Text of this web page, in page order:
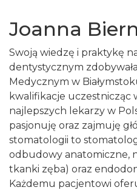
Joanna
Swoją wiedzę i praktykę
dentystycznym
Medycznym w
kwalifikacje uczestnicząc
najlepszych lekarzy w
pasjonuję oraz zajmuję
stomatologii to
odbudowy anatomiczne,
tkanki zęba) oraz
Każdemu pacjentowi